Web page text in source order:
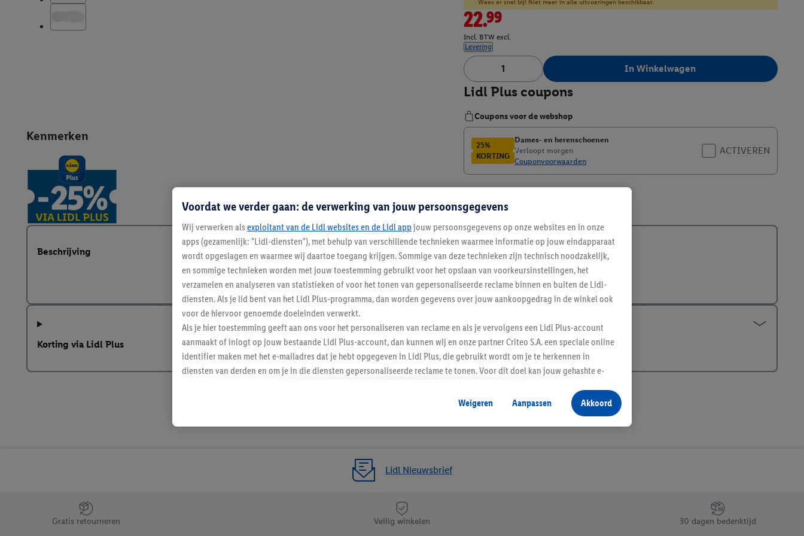
Kenmerken
Wees er snel bij! Niet meer in alle uitvoeringen beschikbaar.
22.99
Incl. BTW excl.
Levering
In Winkelwagen
Beschrijving
Korting via Lidl Plus
Lidl Nieuwsbrief
Jouw voordelen bij ons als Lidl webshop klant
Gratis retourneren Veilig winkelen 30 dagen bedenktijd
Voordat we verder gaan: de verwerking van jouw persoonsgegevens
Wij verwerken als exploitant van de Lidl websites en de Lidl app jouw persoonsgegevens op onze websites en in onze
apps (gezamenlijk: "Lidl-diensten"), met behulp van verschillende technieken waarmee informatie op jouw eindapparaat
wordt opgeslagen en waarmee wij daartoe toegang krijgen. Sommige van deze technieken zijn technisch noodzakelijk,
en sommige technieken worden met jouw toestemming gebruikt voor het opslaan van voorkeursinstellingen, het
verzamelen en analyseren van statistieken of voor het tonen van gepersonaliseerde reclame binnen en buiten de Lidl-
diensten. Als je lid bent van het Lidl Plus-programma, dan worden gegevens over jouw aankoopgedrag in de winkel ook
voor de hiervoor genoemde doeleinden verwerkt.
Als je hier toestemming geeft aan ons voor het personaliseren van reclame en als je vervolgens een Lidl Plus-account
aanmaakt of inlogt op jouw bestaande Lidl Plus-account, dan kunnen wij en onze partner Criteo S.A. een speciale online
identifier maken met het e-mailadres dat je hebt opgegeven in Lidl Plus, die gebruikt wordt om je te herkennen in
diensten van derden en om je in die diensten gepersonaliseerde reclame te tonen. Voor dit doel kan jouw gehashte e-
Als je hiervoor toestemming geeft, dan kunnen retargeting advertenties worden weergegeven voor producten waarin je
eerder interesse hebt getoond (bijvoorbeeld door het product in een winkelmandje van een online winkel te plaatsen
Lidl-diensten worden weergegeven, als verschillende eindapparaten en Lidl-diensten, met behulp van jouw gehashte e-
mailadres en met eventuele andere identifiers of met identifiers waarover Criteo S.A. beschikt, aan jou kunnen worden
Onder "Aanpassen" kun je aangeven met welke cookies en vergelijkbare technieken en met welke
verwerkingsdoeleinden je instemt. Verder kan je er meer informatie vinden over de gegevensverwerking.
Door te klikken op "Weigeren", kies je voor de optie dat er enkel technisch noodzakelijke cookies en vergelijkbare
Weigeren Aanpassen Akkoord